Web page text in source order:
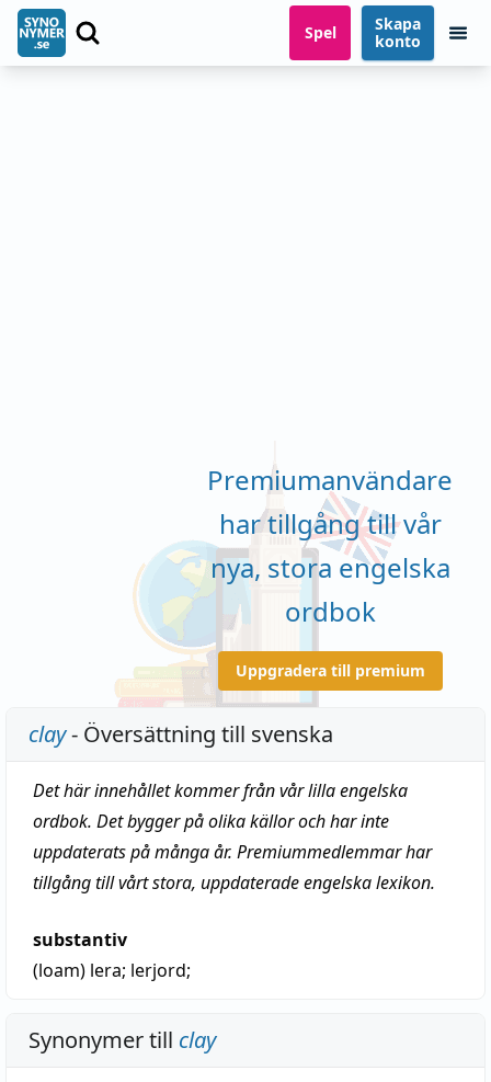
Spel
Skapa
konto
Premiumanvändare
har tillgång till vår
nya, stora engelska
ordbok
Uppgradera till premium
clay- Översättning till svenska
Det här innehållet kommer från vår lilla engelska
ordbok. Det bygger på olika källor och har inte
uppdaterats på många år. Premiummedlemmar har
tillgång till vårt stora, uppdaterade engelska lexikon.
substantiv
(loam) lera; lerjord;
Synonymer till clay